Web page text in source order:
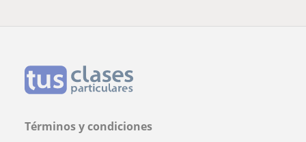
Términos y condiciones